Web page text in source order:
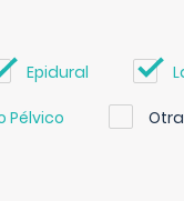
Epidural
Pélvico